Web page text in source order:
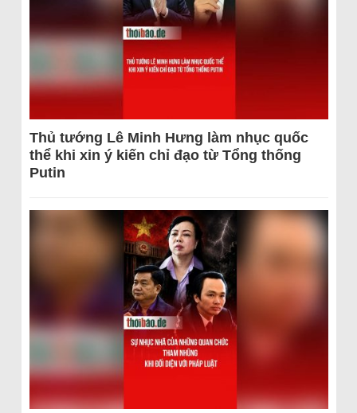
Thủ tướng Lê Minh Hưng làm nhục quốc
thể khi xin ý kiến chỉ đạo từ Tổng thống
Putin